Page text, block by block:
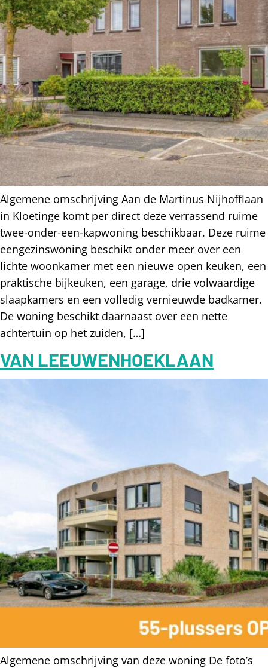
Algemene omschrijving Aan de Martinus Nijhofflaan
in Kloetinge komt per direct deze verrassend ruime
twee-onder-een-kapwoning beschikbaar. Deze ruime
eengezinswoning beschikt onder meer over een
lichte woonkamer met een nieuwe open keuken, een
praktische bijkeuken, een garage, drie volwaardige
slaapkamers en een volledig vernieuwde badkamer.
De woning beschikt daarnaast over een nette
achtertuin op het zuiden, […]
VAN LEEUWENHOEKLAAN
Algemene omschrijving van deze woning De foto’s